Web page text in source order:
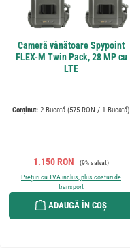
Cameră vânătoare Spypoint
FLEX-M Twin Pack, 28 MP cu
LTE
Conținut: 2 Bucată (575 RON / 1 Bucată)
Preț de vânzare:
1.150 RON Preț obișnuit:
(9% salvat)
Prețuri cu TVA inclus, plus costuri de
transport
ADAUGĂ ÎN COȘ